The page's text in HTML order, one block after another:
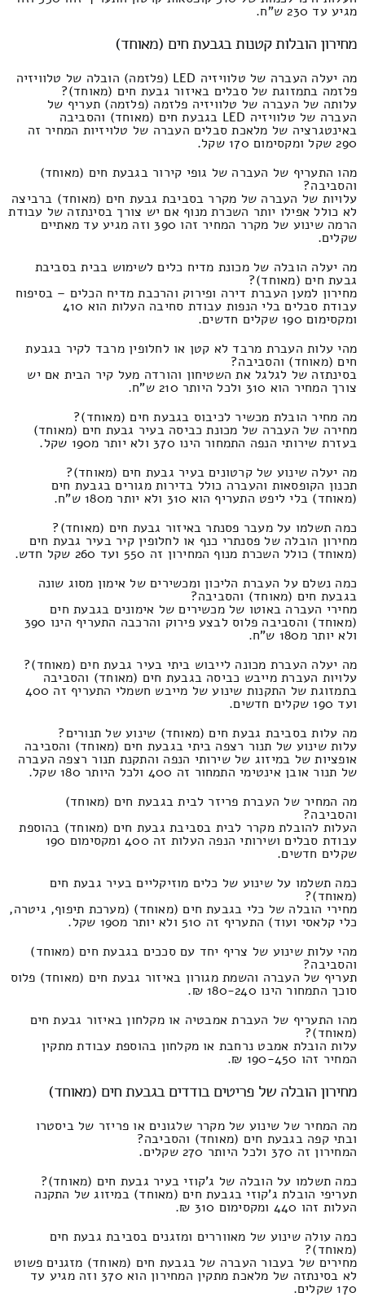
מגיע עד 230 ש"ח.
מחירון הובלות קטנות בגבעת חים (מאוחד)
מה יעלה העברה של טלוויזיה LED (פלזמה) הובלה של טלוויזיה
פלזמה בתמזוגת של סבלים באיזור גבעת חים (מאוחד)?
עלותה של העברה של טלוויזיה פלזמה (פלזמה) תעריף של
העברה של טלוויזיה LED בגבעת חים (מאוחד) והסביבה
באינטגרציה של מלאכת סבלים העברה של טלויזיות המחיר זה
290 שקל ומקסימום 170 שקל.
מהו התעריף של העברה של גופי קירור בגבעת חים (מאוחד)
והסביבה?
עלויות של העברה של מקרר בסביבת גבעת חים (מאוחד) ברביצה
לא כולל אפילו יותר השכרת מנוף אם יש צורך בסינתזה של עבודת
הרמה שינוע של מקרר המחיר זהו 390 וזה מגיע עד מאתיים
שקלים.
מה יעלה הובלה של מכונת מדיח כלים לשימוש בבית בסביבת
גבעת חים (מאוחד)?
מחירון למען העברת דירה ופירוק והרכבת מדיח הכלים – בסיפוח
עבודת סבלים בלי הנפות עבודת סחיבה העלות הוא 410
ומקסימום 190 שקלים חדשים.
מהי עלות העברת מרבד לא קטן או לחלופין מרבד לקיר בגבעת
חים (מאוחד) והסביבה?
בסינתזה של לגלגל את השטיחון והורדה מעל קיר הבית אם יש
צורך המחיר הוא 310 ולכל היותר 210 ש"ח.
מה מחיר הובלת מכשיר לכיבוס בגבעת חים (מאוחד)?
מחירה של העברה של מכונת כביסה בעיר גבעת חים (מאוחד)
בעזרת שירותי הנפה התמחור הינו 370 ולא יותר מ190 שקל.
מה יעלה שינוע של קרטונים בעיר גבעת חים (מאוחד)?
תכנון הקופסאות והעברה כולל בדירות מגורים בגבעת חים
(מאוחד) בלי ליפט התעריף הוא 310 ולא יותר מ180 ש"ח.
כמה תשלמו על מעבר פסנתר באיזור גבעת חים (מאוחד)?
מחירון הובלה של פסנתרי כנף או לחלופין קיר בעיר גבעת חים
(מאוחד) כולל השכרת מנוף המחירון זה 550 ועד 260 שקל חדש.
כמה נשלם על העברת הליכון ומכשירים של אימון מסוג שונה
בגבעת חים (מאוחד) והסביבה?
מחירי העברה באוטו של מכשירים של אימונים בגבעת חים
(מאוחד) והסביבה פלוס לבצע פירוק והרכבה התעריף הינו 390
ולא יותר מ180 ש"ח.
מה יעלה העברת מכונה לייבוש ביתי בעיר גבעת חים (מאוחד)?
עלויות העברת מייבש כביסה בגבעת חים (מאוחד) והסביבה
בתמזוגת של התקנות שינוע של מייבש חשמלי התעריף זה 400
ועד 190 שקלים חדשים.
מה עלות בסביבת גבעת חים (מאוחד) שינוע של תנורים?
עלות שינוע של תנור רצפה ביתי בגבעת חים (מאוחד) והסביבה
אופציות של במיזוג של שירותי הנפה והתקנת תנור רצפה העברה
של תנור אובן אינטימי התמחור זה 400 ולכל היותר 180 שקל.
מה המחיר של העברת פריזר לבית בגבעת חים (מאוחד)
והסביבה?
העלות להובלת מקרר לבית בסביבת גבעת חים (מאוחד) בהוספת
עבודת סבלים ושירותי הנפה העלות זה 400 ומקסימום 190
שקלים חדשים.
כמה תשלמו על שינוע של כלים מוזיקליים בעיר גבעת חים
(מאוחד)?
מחירי הובלה של כלי בגבעת חים (מאוחד) (מערכת תיפוף, גיטרה,
כלי קלאסי ועוד) התעריף זה 510 ולא יותר מ190 שקל.
מהי עלות שינוע של צריף יחד עם סככים בגבעת חים (מאוחד)
והסביבה?
תעריף של העברה והשמת מגורון באיזור גבעת חים (מאוחד) פלוס
סוכך התמחור הינו 180-240 ₪.
מהו התעריף של העברת אמבטיה או מקלחון באיזור גבעת חים
(מאוחד)?
עלות הובלת אמבט נרחבת או מקלחון בהוספת עבודת מתקין
המחיר זהו 190-450 ₪.
מחירון הובלה של פריטים בודדים בגבעת חים (מאוחד)
מה המחיר של שינוע של מקרר שלגונים או פריזר של ביסטרו
ובתי קפה בגבעת חים (מאוחד) והסביבה?
המחירון זה 370 ולכל היותר 270 שקלים.
כמה תשלמו על הובלה של ג'קוזי בעיר גבעת חים (מאוחד)?
תעריפי הובלת ג'קוזי בגבעת חים (מאוחד) במיזוג של התקנה
העלות זהו 440 ומקסימום 310 ₪.
כמה עולה שינוע של מאווררים ומזגנים בסביבת גבעת חים
(מאוחד)?
מחירים של בעבור העברה של בגבעת חים (מאוחד) מזגנים פשוט
לא בסינתזה של מלאכת מתקין המחירון הוא 370 וזה מגיע עד
170 שקלים.